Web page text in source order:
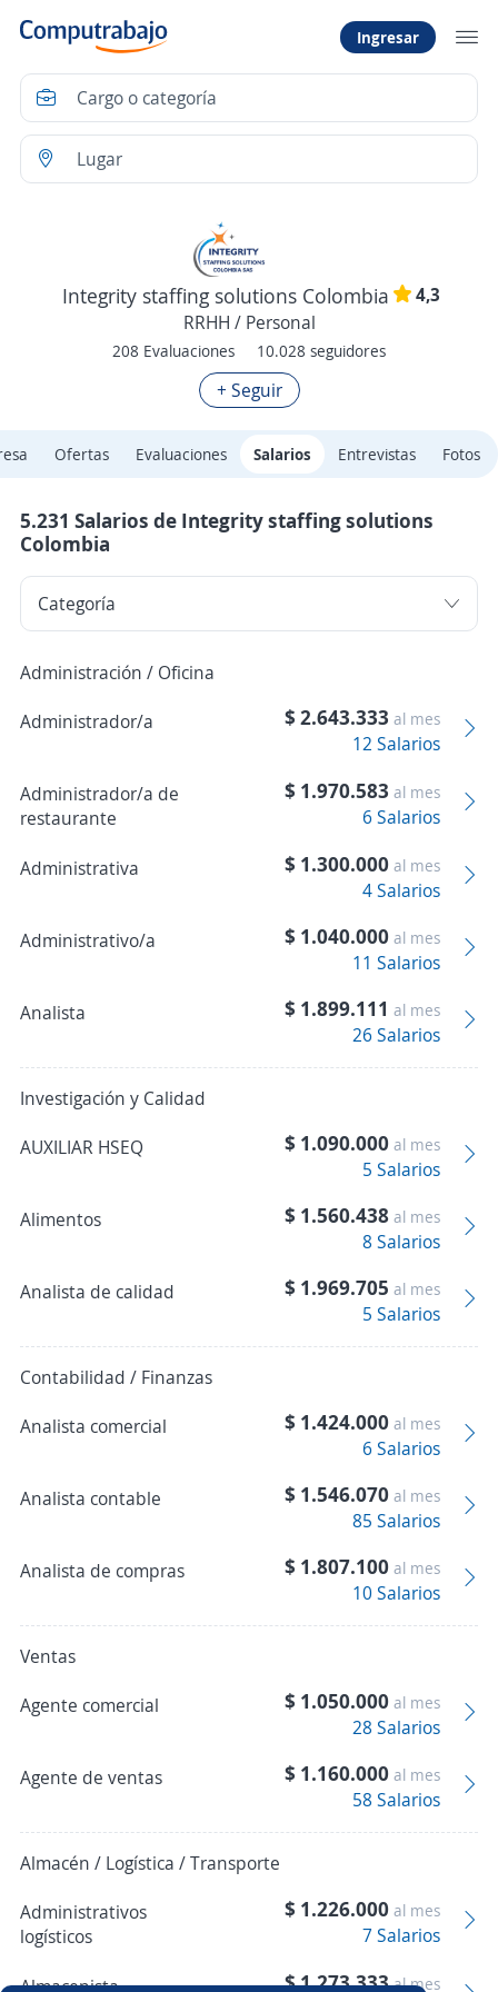
Ingresar
Integrity staffing solutions Colombia
4,3
RRHH / Personal
208 Evaluaciones 10.028 seguidores
+ Seguir
Ofertas Evaluaciones Salarios Entrevistas Fotos
5.231 Salarios de Integrity staffing solutions
Colombia
Administración / Oficina
Administrador/a
$ 2.643.333 al mes
12 Salarios
Administrador/a de
restaurante
$ 1.970.583 al mes
6 Salarios
Administrativa $ 1.300.000 al mes
4 Salarios
Administrativo/a $ 1.040.000 al mes
11 Salarios
Analista $ 1.899.111 al mes
26 Salarios
Investigación y Calidad
AUXILIAR HSEQ
$ 1.090.000 al mes
5 Salarios
Alimentos $ 1.560.438 al mes
8 Salarios
Analista de calidad $ 1.969.705 al mes
5 Salarios
Contabilidad / Finanzas
Analista comercial
$ 1.424.000 al mes
6 Salarios
Analista contable $ 1.546.070 al mes
85 Salarios
Analista de compras $ 1.807.100 al mes
10 Salarios
Ventas
Agente comercial
$ 1.050.000 al mes
28 Salarios
Agente de ventas $ 1.160.000 al mes
58 Salarios
Almacén / Logística / Transporte
Administrativos
logísticos
$ 1.226.000 al mes
7 Salarios
Almacenista $ 1.273.333al mes